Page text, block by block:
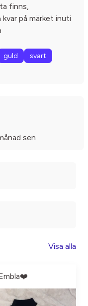
finns,
på märket inuti
guld
svart
sen
Visa alla